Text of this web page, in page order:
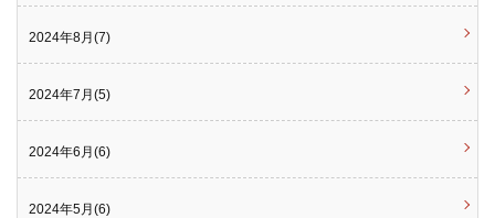
2024年8月(7)
2024年7月(5)
2024年6月(6)
2024年5月(6)